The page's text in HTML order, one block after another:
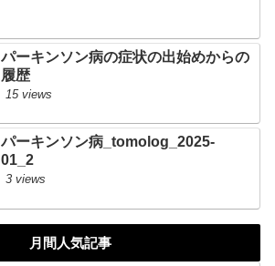
パーキンソン病の症状の出始めからの
履歴
15 views
パーキンソン病_tomolog_2025-
01_2
3 views
月間人気記事